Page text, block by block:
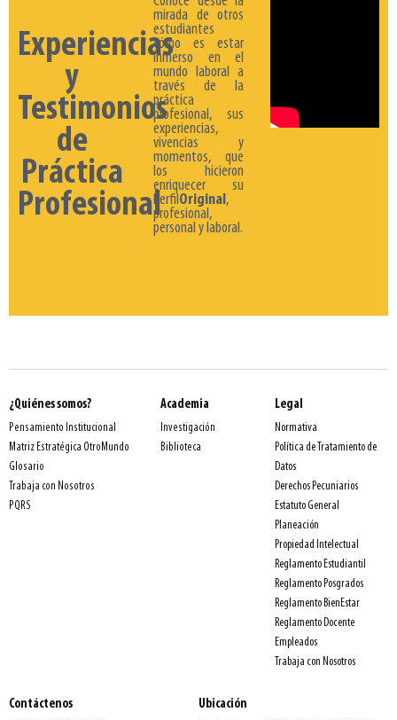
Experiencias
y
Testimonios
de
Práctica
Profesional
mirada de otros
estudiantes
cómo es estar
inmerso en el
mundo laboral a
través de la
práctica
profesional, sus
experiencias,
vivencias y
momentos, que
los hicieron
enriquecer su
Perfil Original ,
profesional,
personal y laboral.
¿Quiénes somos?
Pensamiento Institucional
Matriz Estratégica OtroMundo
Glosario
Trabaja con Nosotros
PQRS
Academia
Investigación
Biblioteca
Legal
Normativa
Política de Tratamiento de
Datos
Derechos Pecuniarios
Estatuto General
Planeación
Propiedad Intelectual
Reglamento Estudiantil
Reglamento Posgrados
Reglamento BienEstar
Reglamento Docente
Empleados
Trabaja con Nosotros
Contáctenos Ubicación